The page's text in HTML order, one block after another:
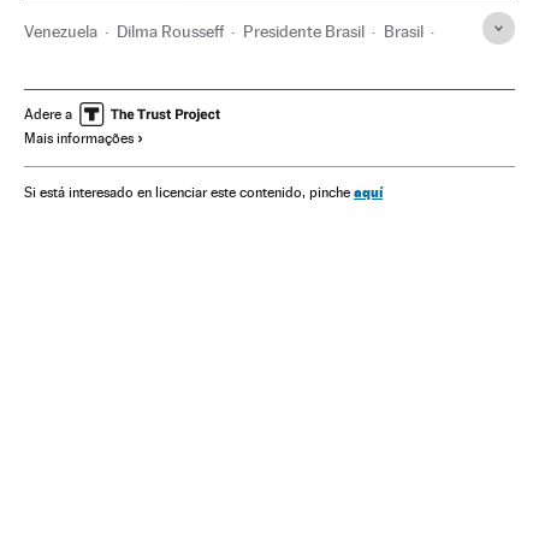
Venezuela Dilma Rousseff Presidente Brasil Brasil
Governo Brasil América
Administração Estado
Diosdado Cabello Partido dos Trabalhadores
Adere a
Mais informações
Si está interesado en licenciar este contenido, pinche aquí